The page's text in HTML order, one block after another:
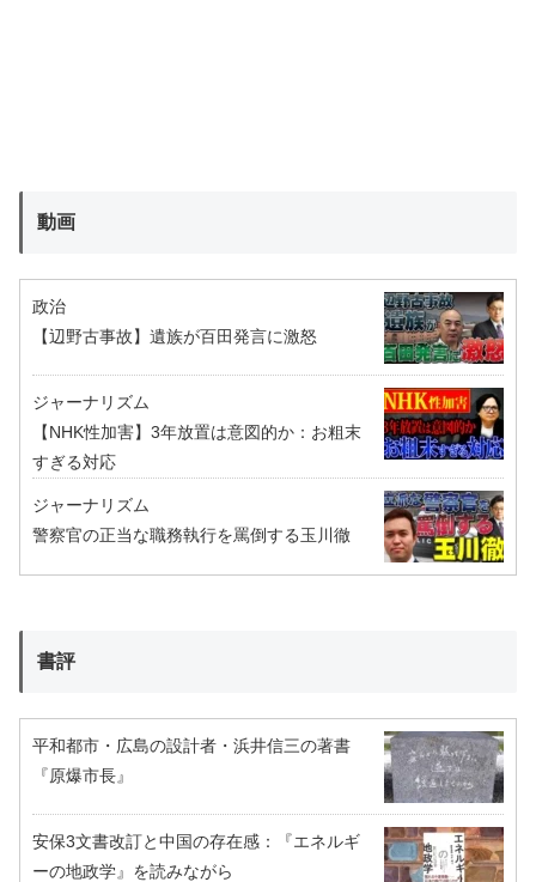
動画
政治
【辺野古事故】遺族が百田発言に激怒
ジャーナリズム
【NHK性加害】3年放置は意図的か：お粗末
すぎる対応
ジャーナリズム
警察官の正当な職務執行を罵倒する玉川徹
書評
平和都市・広島の設計者・浜井信三の著書
『原爆市長』
安保3文書改訂と中国の存在感：『エネルギ
ーの地政学』を読みながら